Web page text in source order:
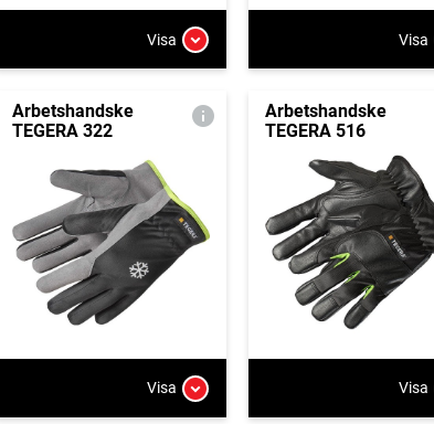
Visa Visa
Arbetshandske
TEGERA 322
Visa
Arbetshandske
TEGERA 516
Visa